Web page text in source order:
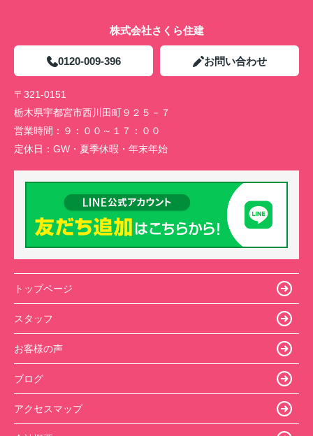
株式会社さくら住建
0120-009-396 お問い合わせ
〒321-0151
栃木県宇都宮市西川田町９２５－７
営業時間： ９：００～１７：００
定休日： GW・夏季休暇・年末年始
トップページ
スタッフ
お客様の声
ブログ
アクセスマップ